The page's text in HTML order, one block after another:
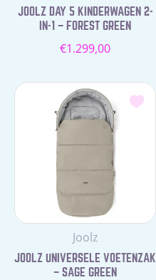
JOOLZ DAY 5 KINDERWAGEN 2-
IN-1 – FOREST GREEN
Normale
€1.299,00
Leverancier:
Joolz
JOOLZ UNIVERSELE VOETENZAK
– SAGE GREEN